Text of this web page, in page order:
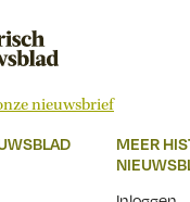
nieuwsbrief
MEER